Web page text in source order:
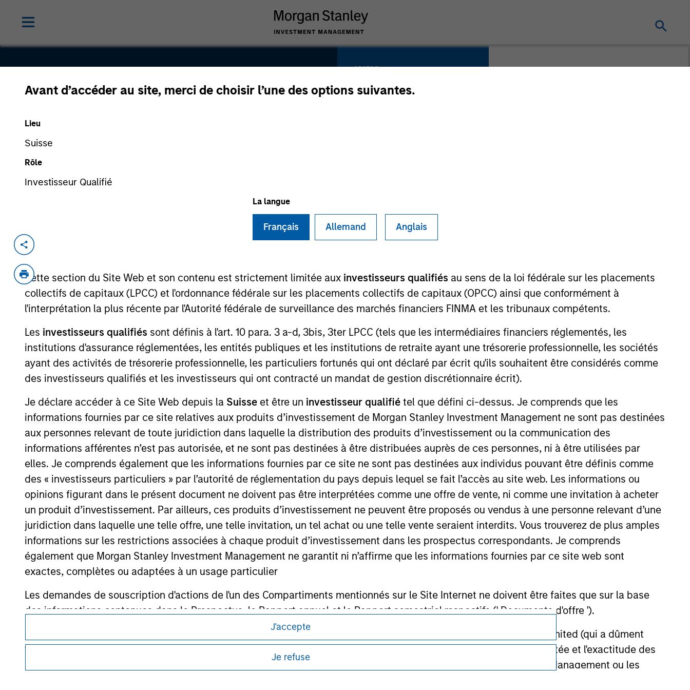
Avant d’accéder au site, merci de choisir l’une des options suivantes.
Lieu
Suisse
Rôle
Investisseur Qualifié
La langue
Français Allemand Anglais
Cette section du Site Web et son contenu est strictement limitée aux investisseurs qualifiés au sens de la loi fédérale sur les placements
collectifs de capitaux (LPCC) et l'ordonnance fédérale sur les placements collectifs de capitaux (OPCC) ainsi que conformément à
l'interprétation la plus récente par l'Autorité fédérale de surveillance des marchés financiers FINMA et les tribunaux compétents.
Les investisseurs qualifiés sont définis à l'art. 10 para. 3 a-d, 3bis, 3ter LPCC (tels que les intermédiaires financiers réglementés, les
institutions d'assurance réglementées, les entités publiques et les institutions de retraite ayant une trésorerie professionnelle, les sociétés
ayant des activités de trésorerie professionnelle, les particuliers fortunés qui ont déclaré par écrit qu'ils souhaitent être considérés comme
des investisseurs qualifiés et les investisseurs qui ont contracté un mandat de gestion discrétionnaire écrit).
Je déclare accéder à ce Site Web depuis la Suisse et être un investisseur qualifié tel que défini ci-dessus. Je comprends que les
informations fournies par ce site relatives aux produits d’investissement de Morgan Stanley Investment Management ne sont pas destinées
aux personnes relevant de toute juridiction dans laquelle la distribution des produits d’investissement ou la communication des
informations afférentes n’est pas autorisée, et ne sont pas destinées à être distribuées auprès de ces personnes, ni à être utilisées par
elles. Je comprends également que les informations fournies par ce site ne sont pas destinées aux individus pouvant être définis comme
des « investisseurs particuliers » par l’autorité de réglementation du pays depuis lequel se fait l’accès au site web. Les informations ou
opinions figurant dans le présent document ne doivent pas être interprétées comme une offre de vente, ni comme une invitation à acheter
un produit d’investissement. Par ailleurs, ces produits d’investissement ne peuvent être proposés ou vendus à une personne relevant d’une
juridiction dans laquelle une telle offre, une telle invitation, un tel achat ou une telle vente seraient interdits. Vous trouverez de plus amples
informations sur les restrictions associées à chaque produit d’investissement dans les prospectus correspondants. Je comprends
également que Morgan Stanley Investment Management ne garantit ni n’affirme que les informations fournies par ce site web sont
exactes, complètes ou adaptées à un usage particulier
Les demandes de souscription d'actions de l'un des Compartiments mentionnés sur le Site Internet ne doivent être faites que sur la base
des informations contenues dans le Prospectus, le Rapport annuel et le Rapport semestriel respectifs (' Documents d'offre ').
Les informations présentées sur le site Web sont, à la connaissance de Morgan Stanley Investment Management Limited (qui a dûment
veillé à ce que ce soit le cas), conformes à la réalité et ne comportent aucune omission susceptible d'affecter la portée et l'exactitude des
informations ainsi présentées. Toutefois, aucune garantie d'exactitude n'est donnée et Morgan Stanley Investment Management ou les
J'accepte
Je refuse
Ital Gas
SECTOR
Infrastructure
Ital Gas Storage holds a 40-year concession to convert and operate a depleted gas field in
Northern Italy into a regulated gas storage facility.
View Current Employment Opportunities
View Site
As of August 21, 2025. The above is provided for informational and educational purposes only. There is no guarantee that the investment mentioned
resulted in positive performance (for realized holdings), or will perform well in the future (for current holdings). The trademarks and service marks
above are the property of their respective owners. The information on this website has not been authorized, sponsored, or otherwise approved by
such owners. By clicking on any links shown here, you agree that you are navigating to a third party site. We are providing these hyperlinks to you
only as a convenience and the inclusion of any hyperlink is not and does not imply any endorsement, approval, investigation, verification or
monitoring by us of any information contained in any hyperlinked site. In no event shall we be responsible for the information contained on the site
or your use of such site
Morgan Stanley
Morgan Stanley Careers
Ce document est une communication promotionnelle.
procédure, car celles-ci mentionnent des restrictions légales et réglementaires applicables à la diffusion
des informations relatives aux produits d’investissement de Morgan Stanley Investment Management.
Your Privacy Choices
Conditions d'utilisation